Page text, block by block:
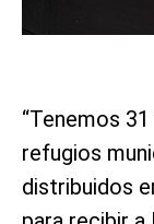
“Tenemos
refugios
distribuidos